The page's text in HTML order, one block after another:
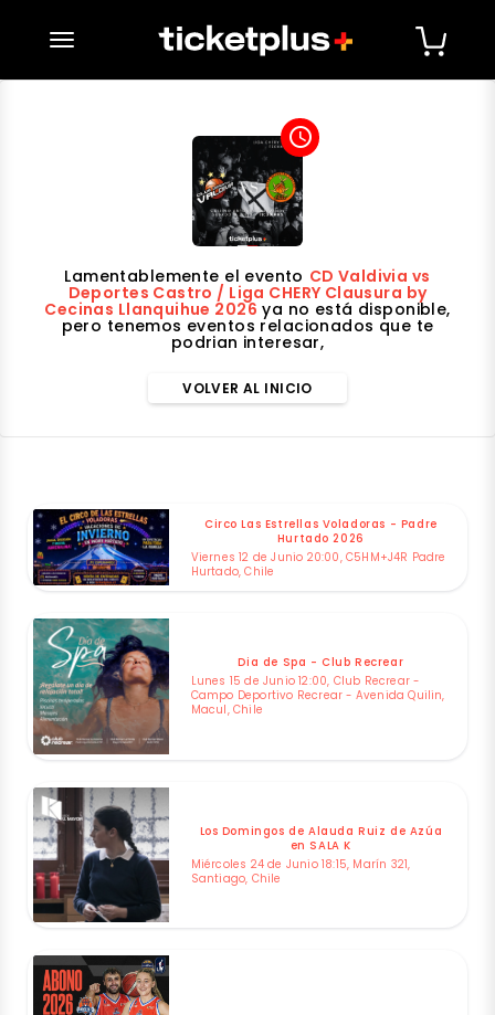
desplegar navegación
access_time
Lamentablemente el evento ⁠CD Valdivia vs
Deportes Castro / Liga CHERY Clausura by
Cecinas Llanquihue 2026 ya no está disponible,
pero tenemos eventos relacionados que te
podrian interesar,
VOLVER AL INICIO
Circo Las Estrellas Voladoras - Padre
Hurtado 2026
Viernes 12 de Junio 20:00, C5HM+J4R Padre
Hurtado, Chile
Dia de Spa - Club Recrear
Lunes 15 de Junio 12:00, Club Recrear -
Campo Deportivo Recrear - Avenida Quilin,
Macul, Chile
Los Domingos de Alauda Ruiz de Azúa
en SALA K
Miércoles 24 de Junio 18:15, Marín 321,
Santiago, Chile